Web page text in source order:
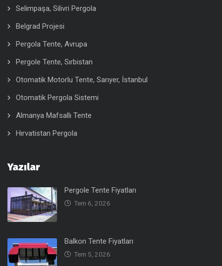
Selimpaşa, Silivri Pergola
Belgrad Projesi
Pergola Tente, Avrupa
Pergole Tente, Sırbistan
Otomatik Motorlu Tente, Sarıyer, İstanbul
Otomatik Pergola Sistemi
Almanya Mafsallı Tente
Hırvatistan Pergola
Yazılar
Pergole Tente Fiyatları
Tem 6, 2026
Balkon Tente Fiyatları
Tem 5, 2026